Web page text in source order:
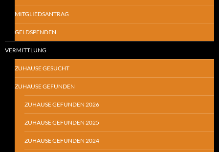
MITGLIEDSANTRAG
GELDSPENDEN
VERMITTLUNG
ZUHAUSE GESUCHT
ZUHAUSE GEFUNDEN
ZUHAUSE GEFUNDEN 2026
ZUHAUSE GEFUNDEN 2025
ZUHAUSE GEFUNDEN 2024